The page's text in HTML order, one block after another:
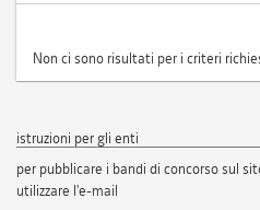
Non ci sono risultati per i criteri
istruzioni per gli enti
per pubblicare i bandi di concorso sul
utilizzare l'e-mail